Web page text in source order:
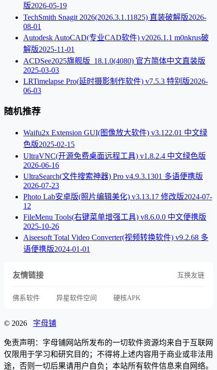
版2026-05-19
TechSmith Snagit 2026(2026.3.1.11825) 直装破解版2026-
08-01
Autodesk AutoCAD(专业CAD软件) v2026.1.1 m0nkrus破
解版2025-11-01
ACDSee2025旗舰版_18.1.0(4080) 官方简体中文直装版
2025-03-03
LRTimelapse Pro(延时摄影制作软件) v7.5.3 特别版2026-
06-03
随机推荐
Waifu2x Extension GUI(图像放大软件) v3.122.01 中文绿
色版2025-02-15
UltraVNC(开源免费桌面远程工具) v1.8.2.4 中文绿色版
2026-06-16
UltraSearch(文件搜索神器) Pro v4.9.3.1301 多语便携版
2026-07-23
Photo Lab安卓版(照片编辑美化) v3.13.17 修改版2024-07-
12
FileMenu Tools(右键菜单增强工具) v8.6.0.0 中文便携版
2025-10-26
Aiseesoft Total Video Converter(视频转换软件) v9.2.68 多
语便携版2024-01-01
友情链接 互换友链
佛系软件 异星软件空间 硬核APK
© 2026 字母铺
免责声明：字母铺网站所发布的一切软件资源均来自于互联网
仅限用于学习和研究目的；不得将上述内容用于商业或非法用
途，否则一切后果请用户自负；本站所有软件信息来自网络。